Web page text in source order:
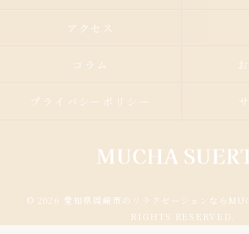
アクセス
コラム
プライバシーポリシー
© 2026 愛知県岡崎市のリラクゼーションなら
RIGHTS RESERVED.